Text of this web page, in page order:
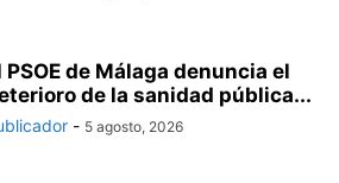
PSOE de Málaga denuncia el
de la sanidad pública...
- 5 agosto, 2026